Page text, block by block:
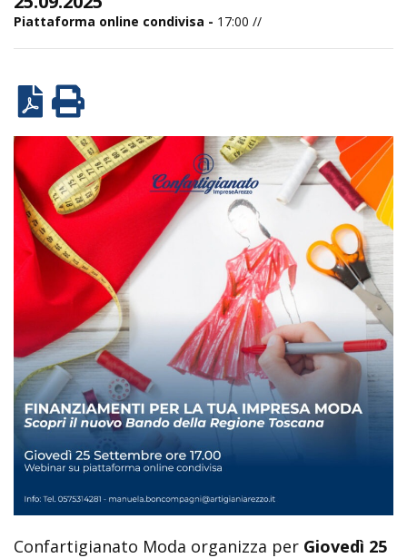
Piattaforma online condivisa - 17:00 //
Confartigianato Moda organizza per Giovedì 25